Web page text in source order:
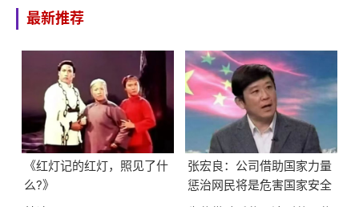
最新推荐
《红灯记的红灯，照见了什
么?》
张宏良：公司借助国家力量
惩治网民将是危害国家安全
的最大隐患